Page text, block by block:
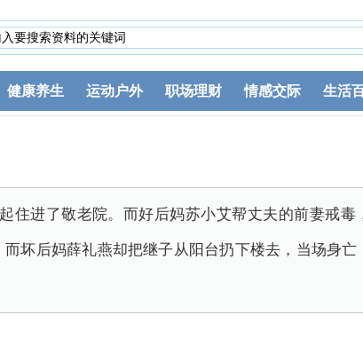
健康养生 运动户外 职场理财 情感交际 生活
住进了敬老院。而好后妈苏小艾帮丈夫的前妻戒毒
坏后妈薛礼燕却把继子从阳台扔下楼去，当场身亡